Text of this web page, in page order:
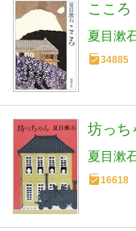
こころ
夏目漱
34885
坊っち
夏目漱
16618